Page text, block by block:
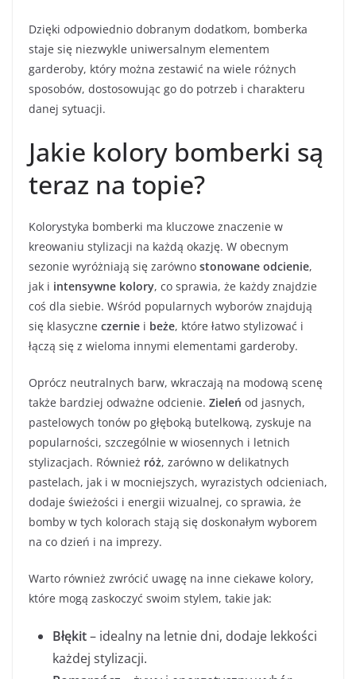
Dzięki odpowiednio dobranym dodatkom, bomberka
staje się niezwykle uniwersalnym elementem
garderoby, który można zestawić na wiele różnych
sposobów, dostosowując go do potrzeb i charakteru
danej sytuacji.
Jakie kolory bomberki są
teraz na topie?
Kolorystyka bomberki ma kluczowe znaczenie w
kreowaniu stylizacji na każdą okazję. W obecnym
sezonie wyróżniają się zarówno stonowane odcienie,
jak i intensywne kolory, co sprawia, że każdy znajdzie
coś dla siebie. Wśród popularnych wyborów znajdują
się klasyczne czernie i beże, które łatwo stylizować i
łączą się z wieloma innymi elementami garderoby.
Oprócz neutralnych barw, wkraczają na modową scenę
także bardziej odważne odcienie. Zieleń od jasnych,
pastelowych tonów po głęboką butelkową, zyskuje na
popularności, szczególnie w wiosennych i letnich
stylizacjach. Również róż, zarówno w delikatnych
pastelach, jak i w mocniejszych, wyrazistych odcieniach,
dodaje świeżości i energii wizualnej, co sprawia, że
bomby w tych kolorach stają się doskonałym wyborem
na co dzień i na imprezy.
Warto również zwrócić uwagę na inne ciekawe kolory,
które mogą zaskoczyć swoim stylem, takie jak:
Błękit– idealny na letnie dni, dodaje lekkości
każdej stylizacji.